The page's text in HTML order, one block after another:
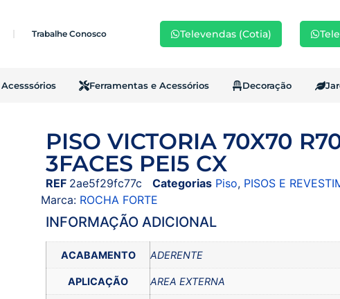
Trabalhe Conosco Televendas (Cotia)
Ferramentas e Acessórios Decoração
PISO VICTORIA 70X70
3FACES PEI5 CX
REF 2ae5f29fc77c Categorias Piso, PISOS E
Marca: ROCHA FORTE
INFORMAÇÃO ADICIONAL
ACABAMENTO ADERENTE
APLICAÇÃO AREA EXTERNA